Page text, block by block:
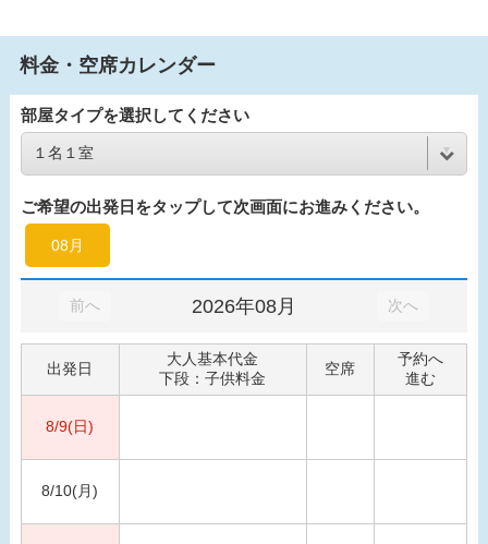
料金・空席カレンダー
部屋タイプを選択してください
ご希望の出発日をタップして次画面にお進みください。
08月
前へ 2026年08月 次へ
出発日
大人基本代金
下段：子供料金
空席
予約へ
進む
8/9(日)
8/10(月)